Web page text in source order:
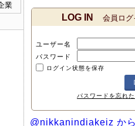
業
LOG IN 会員ログ
ユーザー名
パスワード
ログイン状態を保存
パスワードを忘れ
@nikkanindiakeiz か